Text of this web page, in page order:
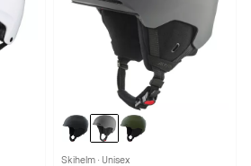
Skihelm · Unisex